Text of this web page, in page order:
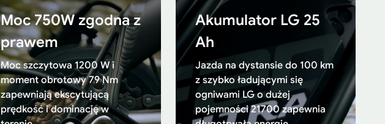
Moc 750W zgodna z
prawem
Moc szczytowa 1200 W i
moment obrotowy 79 Nm
zapewniają ekscytującą
prędkość i dominację w
Akumulator LG 25
Ah
Jazda na dystansie do 100 km
z szybko ładującymi się
ogniwami LG o dużej
pojemności 21700 zapewnia